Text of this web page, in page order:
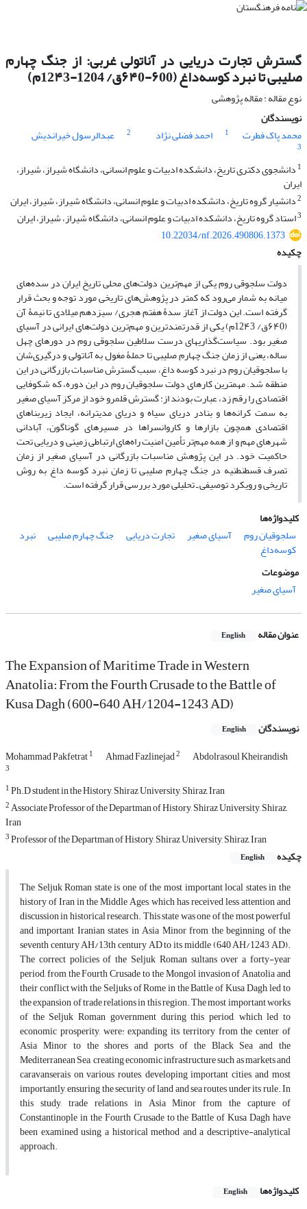
گسترش تجارت دریایی در آناتولی غربی: از جنگ چهارم
صلیبی تا نبرد کوسه‌داغ (۶00-۶۴0ق/ 1204-12۴3م)
نوع مقاله : مقاله پژوهشی
نویسندگان
محمد پاک فطرت
1 احمد فضلی نژاد 2 عبدالرسول خیراندیش
3
1 دانشجوی دکتری تاریخ، دانشکده ادبیات و علوم انسانی، دانشگاه شیراز، شیراز،
ایران
2دانشیار گروه تاریخ، دانشکده ادبیات و علوم انسانی، دانشگاه شیراز، شیراز، ایران
3استاد گروه تاریخ، دانشکده ادبیات و علوم انسانی، دانشگاه شیراز، شیراز، ایران
10.22034/nf.2026.490806.1373
چکیده
دولت سلجوقی روم یکی از مهم‌ترین دولت‌های محلی تاریخ ایران در سده‌های
میانه به شمار می‌رود که کمتر در پژوهش‌های تاریخی مورد توجه و بحث قرار
گرفته است. این دولت از آغاز سدۀ هفتم هجری/ سیزدهم میلادی تا نیمۀ آن
( ۶۴0ق/ 12 ۴ 3م) یکی از قدرتمندترین و مهم‌ترین دولت‌های ایرانی در آسیای
صغیر بود. سیاست‌گذاری‏های درست سلاطین سلجوقی روم در دوره‏ای چهل
‌ساله، یعنی از زمان جنگ چهارم صلیبی تا حملۀ مغول به آناتولی و درگیری‌شان
با سلجوقیان روم در نبرد کوسه داغ، سبب گسترش مناسبات بازرگانی در این
منطقه شد. مهم‏ترین کارهای دولت سلجوقیان روم در این دوره، که شکوفایی
اقتصادی را رقم زد، عبارت بودند از: گسترش قلمرو خود از مرکز آسیای صغیر
به سمت کرانه‌ها و بنادر دریای سیاه و دریای مدیترانه، ایجاد زیربناهای
اقتصادی همچون بازارها و کاروانسراها در مسیرهای گوناگون، آبادانی
شهرهای مهم و از همه مهم‌تر تأمین امنیت راه‌های ارتباطی زمینی و دریایی تحت
حاکمیت خود. در این پژوهش مناسبات بازرگانی در آسیای صغیر از زمان
تصرف قسطنطنیه در جنگ چهارم صلیبی تا زمان نبرد کوسه داغ به روش
تاریخی و رویکرد توصیفی ـ تحلیلی مورد بررسی قرار گرفته است.
کلیدواژه‌ها
سلجوقیان‌ روم
آسیای‎ صغیر تجارت ‌دریایی جنگ‌ چهارم‌ صلیبی نبرد
‌کوسه‌‌داغ
موضوعات
آسیای صغیر
عنوان مقاله English
The Expansion of Maritime Trade in Western
Anatolia: From the Fourth Crusade to the Battle of
Kusa Dagh (600-640 AH/1204-1243 AD)
نویسندگان English
Mohammad Pakfetrat1 Ahmad Fazlinejad2 Abdolrasoul Kheirandish
3
1Ph.D student in the History, Shiraz University, Shiraz, Iran
2Associate Professor of the Departman of History, Shiraz University, Shiraz,
Iran
3Professor of the Departman of History, Shiraz University, Shiraz, Iran
چکیده
English
The Seljuk Roman state is one of the most important local states in the
history of Iran in the Middle Ages, which has received less attention and
discussion in historical research. This state was one of the most powerful
and important Iranian states in Asia Minor from the beginning of the
seventh century AH/13th century AD to its middle (640 AH/1243 AD).
The correct policies of the Seljuk Roman sultans over a forty-year
period, from the Fourth Crusade to the Mongol invasion of Anatolia and
their conflict with the Seljuks of Rome in the Battle of Kusa Dagh, led to
the expansion of trade relations in this region. The most important works
of the Seljuk Roman government during this period, which led to
economic prosperity, were: expanding its territory from the center of
Asia Minor to the shores and ports of the Black Sea and the
Mediterranean Sea, creating economic infrastructure such as markets and
caravanserais on various routes, developing important cities, and most
importantly, ensuring the security of land and sea routes under its rule. In
this study, trade relations in Asia Minor from the capture of
Constantinople in the Fourth Crusade to the Battle of Kusa Dagh have
been examined using a historical method and a descriptive-analytical
approach.
کلیدواژه‌ها English